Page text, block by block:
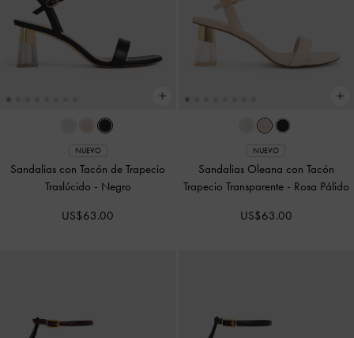
NUEVO
Sandalias con Tacón de Trapecio
Traslúcido - Negro
US$63.00
NUEVO
Sandalias Oleana con Tacón
Trapecio Transparente - Rosa Pálido
US$63.00